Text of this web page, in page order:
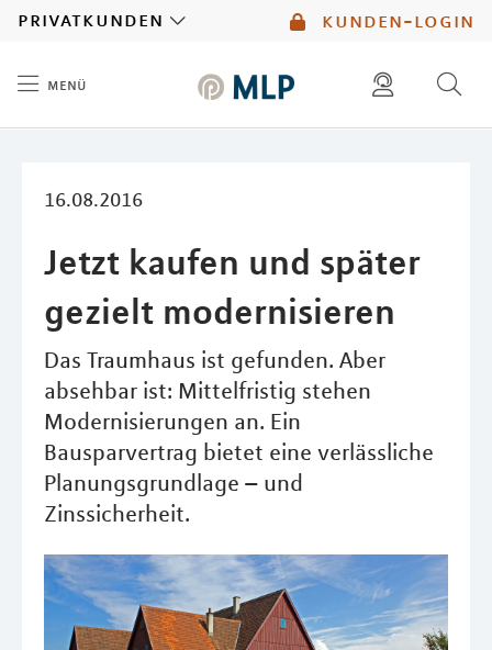
kunden-login
privatkunden
menü
16.08.2016
Jetzt kaufen und später
gezielt modernisieren
Das Traumhaus ist gefunden. Aber
absehbar ist: Mittelfristig stehen
Modernisierungen an. Ein
Bausparvertrag bietet eine verlässliche
Planungsgrundlage – und
Zinssicherheit.